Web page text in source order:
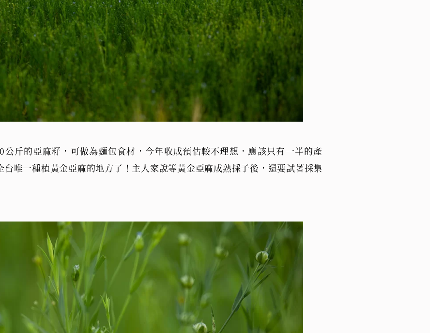
公斤的亞麻籽，可做為麵包食材，今年收成預估較不理想，應該只有一半的產
唯一種植黃金亞麻的地方了！主人家說等黃金亞麻成熟採子後，還要試著採集